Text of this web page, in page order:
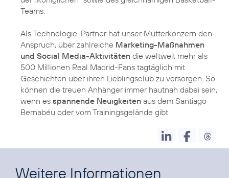
Teams.
Als Technologie-Partner hat unser Mutterkonzern den
Anspruch, über zahlreiche Marketing-Maßnahmen
und Social Media-Aktivitäten die weltweit mehr als
500 Millionen Real Madrid-Fans tagtäglich mit
Geschichten über ihren Lieblingsclub zu versorgen. So
können die treuen Anhänger immer hautnah dabei sein,
wenn es spannende Neuigkeiten aus dem Santiago
Bernabéu oder vom Trainingsgelände gibt.
Weitere Informationen